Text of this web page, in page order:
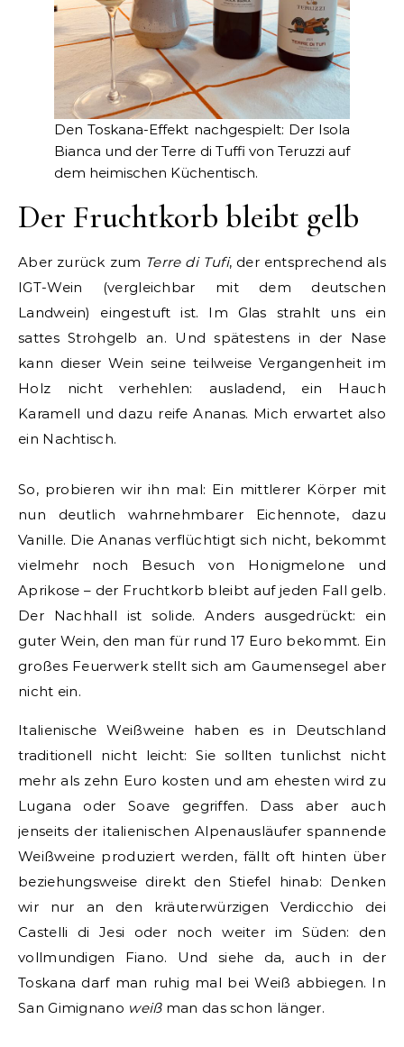
Den Toskana-Effekt nachgespielt: Der Isola
Bianca und der Terre di Tuffi von Teruzzi auf
dem heimischen Küchentisch.
Der Fruchtkorb bleibt gelb
Aber zurück zum Terre di Tufi, der entsprechend als
IGT-Wein (vergleichbar mit dem deutschen
Landwein) eingestuft ist. Im Glas strahlt uns ein
sattes Strohgelb an. Und spätestens in der Nase
kann dieser Wein seine teilweise Vergangenheit im
Holz nicht verhehlen: ausladend, ein Hauch
Karamell und dazu reife Ananas. Mich erwartet also
ein Nachtisch.
So, probieren wir ihn mal: Ein mittlerer Körper mit
nun deutlich wahrnehmbarer Eichennote, dazu
Vanille. Die Ananas verflüchtigt sich nicht, bekommt
vielmehr noch Besuch von Honigmelone und
Aprikose – der Fruchtkorb bleibt auf jeden Fall gelb.
Der Nachhall ist solide. Anders ausgedrückt: ein
guter Wein, den man für rund 17 Euro bekommt. Ein
großes Feuerwerk stellt sich am Gaumensegel aber
nicht ein.
Italienische Weißweine haben es in Deutschland
traditionell nicht leicht: Sie sollten tunlichst nicht
mehr als zehn Euro kosten und am ehesten wird zu
Lugana oder Soave gegriffen. Dass aber auch
jenseits der italienischen Alpenausläufer spannende
Weißweine produziert werden, fällt oft hinten über
beziehungsweise direkt den Stiefel hinab: Denken
wir nur an den kräuterwürzigen Verdicchio dei
Castelli di Jesi oder noch weiter im Süden: den
vollmundigen Fiano. Und siehe da, auch in der
Toskana darf man ruhig mal bei Weiß abbiegen. In
San Gimignano weißman das schon länger.